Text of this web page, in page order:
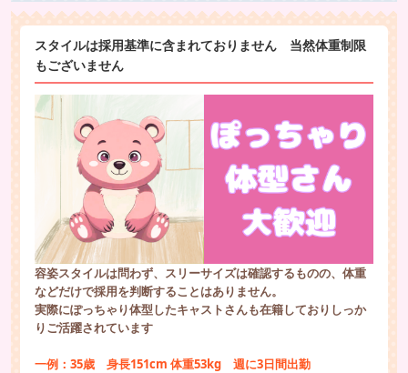
スタイルは採用基準に含まれておりません 当然体重制限
もございません
容姿スタイルは問わず、スリーサイズは確認するものの、体重
などだけで採用を判断することはありません。
実際にぽっちゃり体型したキャストさんも在籍しておりしっか
りご活躍されています
一例：35歳 身長151cm 体重53kg 週に3日間出勤